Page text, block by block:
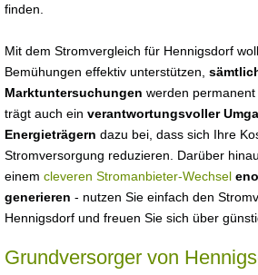
finden.
Mit dem Stromvergleich für Hennigsdorf
Bemühungen effektiv unterstützen,
Marktuntersuchungen werden
trägt auch ein verantwortungsvoller
Energieträgern dazu bei, dass sich Ihre
Stromversorgung reduzieren. Darüber
einem cleveren Stromanbieter-Wechsel
generieren - nutzen Sie einfach den
Hennigsdorf und freuen Sie sich über
Grundversorger von